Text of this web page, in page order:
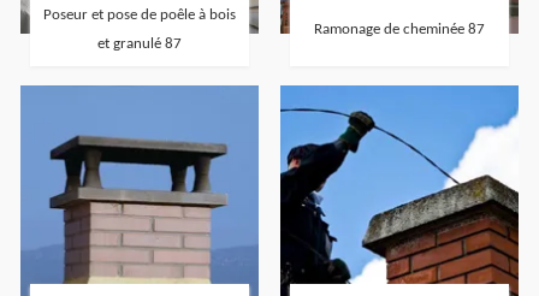
Poseur et pose de poêle à bois
et granulé 87
Ramonage de cheminée 87